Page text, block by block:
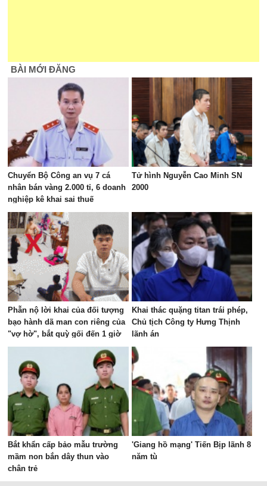
BÀI MỚI ĐĂNG
Chuyển Bộ Công an vụ 7 cá
nhân bán vàng 2.000 tỉ, 6 doanh
nghiệp kê khai sai thuế
Tử hình Nguyễn Cao Minh SN
2000
Phẫn nộ lời khai của đối tượng
bạo hành dã man con riêng của
"vợ hờ", bắt quỳ gối đến 1 giờ
sáng
Khai thác quặng titan trái phép,
Chủ tịch Công ty Hưng Thịnh
lãnh án
Bắt khẩn cấp bảo mẫu trường
mầm non bắn dây thun vào
chân trẻ
'Giang hồ mạng' Tiến Bịp lãnh 8
năm tù